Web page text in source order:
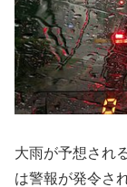
大雨が予想され
は警報が発令さ